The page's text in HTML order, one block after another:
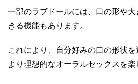
一部のラブドールには、口の形や
きる機能もあります。
これにより、自分好みの口の形状を
より理想的なオーラルセックスを楽